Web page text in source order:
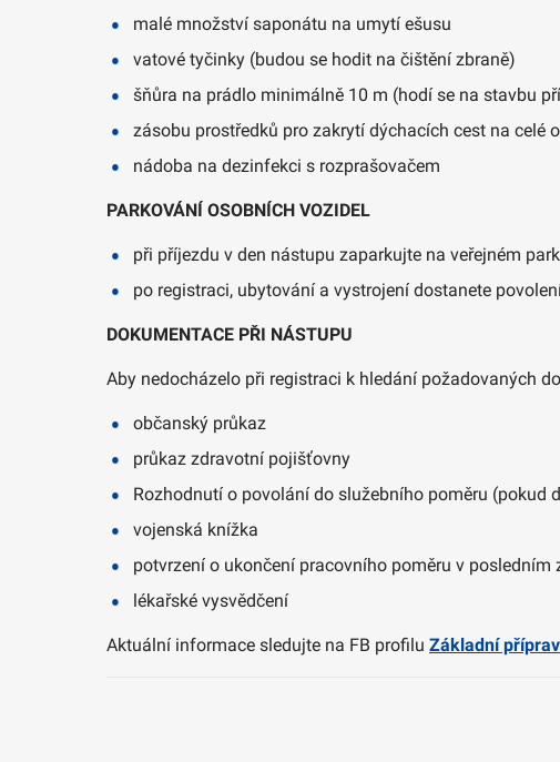
malé množství saponátu na umytí ešusu
vatové tyčinky (budou se hodit na čištění zbraně)
šňůra na prádlo minimálně 10 m (hodí se na stavbu
zásobu prostředků pro zakrytí dýchacích cest na celé
nádoba na dezinfekci s rozprašovačem
PARKOVÁNÍ OSOBNÍCH VOZIDEL
při příjezdu v den nástupu zaparkujte na veřejném
po registraci, ubytování a vystrojení dostanete
DOKUMENTACE PŘI NÁSTUPU
Aby nedocházelo při registraci k hledání požadovaných
občanský průkaz
průkaz zdravotní pojišťovny
Rozhodnutí o povolání do služebního poměru (pokud
vojenská knížka
potvrzení o ukončení pracovního poměru v
lékařské vysvědčení
Aktuální informace sledujte na FB profilu Základní